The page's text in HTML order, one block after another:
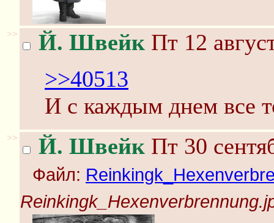
>> Й. Швейк Пт 12
>>40513
И с каждым днем все
>> Й. Швейк Пт 30
Файл: